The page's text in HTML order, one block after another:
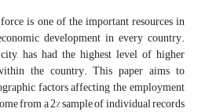
is one of the important resources in
development in every country.
has had the highest level of higher
the country. This paper aims to
factors affecting the employment
from a 2% sample of individual records